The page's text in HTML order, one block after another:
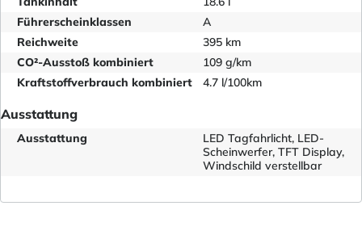
Führerscheinklassen
A
Reichweite
395 km
CO²-Ausstoß kombiniert
109 g/km
Kraftstoffverbrauch kombiniert
4.7 l/100km
Ausstattung
Ausstattung
LED Tagfahrlicht, LED-
Scheinwerfer, TFT Display,
Windschild verstellbar